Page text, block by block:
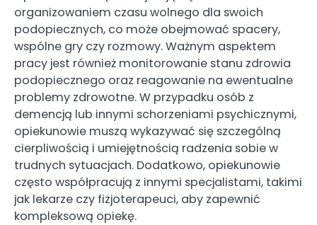
organizowaniem czasu wolnego dla swoich
podopiecznych, co może obejmować spacery,
wspólne gry czy rozmowy. Ważnym aspektem
pracy jest również monitorowanie stanu zdrowia
podopiecznego oraz reagowanie na ewentualne
problemy zdrowotne. W przypadku osób z
demencją lub innymi schorzeniami psychicznymi,
opiekunowie muszą wykazywać się szczególną
cierpliwością i umiejętnością radzenia sobie w
trudnych sytuacjach. Dodatkowo, opiekunowie
często współpracują z innymi specjalistami, takimi
jak lekarze czy fizjoterapeuci, aby zapewnić
kompleksową opiekę.